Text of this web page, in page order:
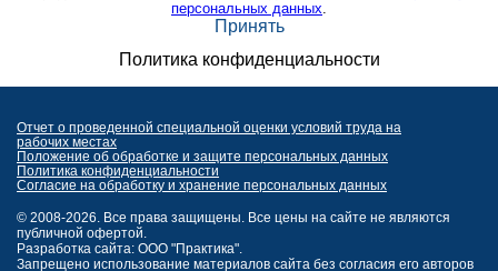
персональных данных.
Принять
Политика конфиденциальности
Отчет о проведенной специальной оценки условий труда на
рабочих местах
Положение об обработке и защите персональных данных
Политика конфиденциальности
Согласие на обработку и хранение персональных данных
© 2008-2026. Все права защищены. Все цены на сайте не являются
публичной офертой.
Разработка сайта: ООО "Практика".
Запрещено использование материалов сайта без согласия его авторов